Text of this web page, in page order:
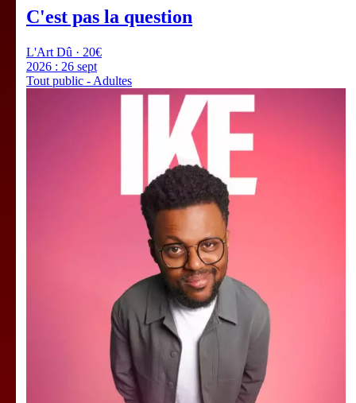
C'est pas la question
L'Art Dû · 20€
2026 : 26 sept
Tout public - Adultes